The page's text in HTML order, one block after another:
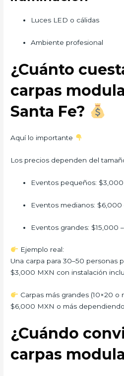
Luces LED o cálidas
Ambiente profesional
¿Cuánto
carpas
Santa Fe?
Aquí lo importante
Los precios dependen del
Eventos pequeños:
Eventos medianos: $6,000
Eventos grandes: $15,000
Ejemplo real:
Una carpa para 30–50 personas
$3,000 MXN con instalación
Carpas más grandes (10×20 o
$6,000 MXN o más
¿Cuándo
carpas